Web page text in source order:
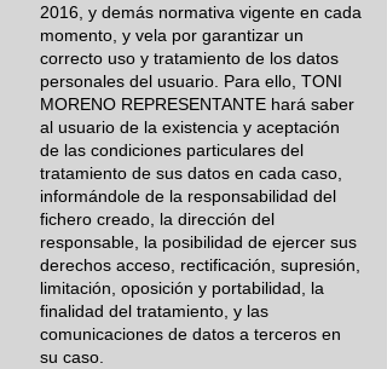
2016, y demás normativa vigente en cada
momento, y vela por garantizar un
correcto uso y tratamiento de los datos
personales del usuario. Para ello, TONI
MORENO REPRESENTANTE hará saber
al usuario de la existencia y aceptación
de las condiciones particulares del
tratamiento de sus datos en cada caso,
informándole de la responsabilidad del
fichero creado, la dirección del
responsable, la posibilidad de ejercer sus
derechos acceso, rectificación, supresión,
limitación, oposición y portabilidad, la
finalidad del tratamiento, y las
comunicaciones de datos a terceros en
su caso.